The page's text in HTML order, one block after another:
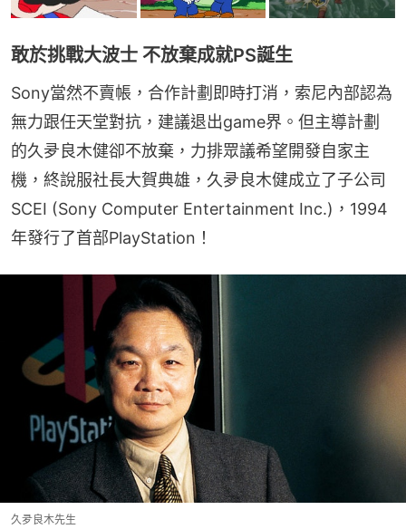
敢於挑戰大波士 不放棄成就PS誕生
Sony當然不賣帳，合作計劃即時打消，索尼內部認為
無力跟任天堂對抗，建議退出game界。但主導計劃
的久夛良木健卻不放棄，力排眾議希望開發自家主
機，終說服社長大賀典雄，久夛良木健成立了子公司
SCEI (Sony Computer Entertainment Inc.)，1994
年發行了首部PlayStation！
久夛良木先生